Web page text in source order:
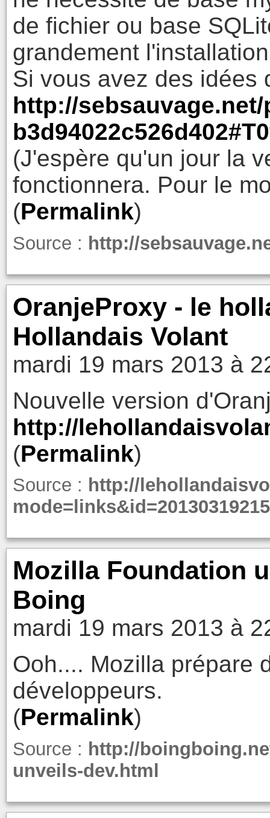
de fichier ou base
grandement
Si vous avez des idées
http://sebsauvage.net/
(J'espère qu'un jour la
fonctionnera. Pour le
(Permalink)
Source : http://
OranjeProxy - le
Hollandais Volant
mardi 19 mars 2013 à
Nouvelle version
http://
(Permalink)
Source : http://
Mozilla Foundation
Boing
mardi 19 mars 2013 à
Ooh.... Mozilla prépare
développeurs.
(Permalink)
Source : http://
unveils-dev.html